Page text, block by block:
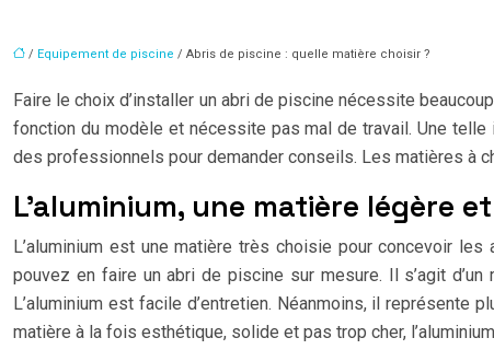
/ Equipement de piscine / Abris de piscine : quelle matière choisir ?
Faire le choix d’installer un abri de piscine nécessite
fonction du modèle et nécessite pas mal de travail. Une
des professionnels pour demander conseils. Les matières à
L’aluminium, une matière légère
L’aluminium est une matière très choisie pour concevoir
pouvez en faire un abri de piscine sur mesure. Il s’agit
L’aluminium est facile d’entretien. Néanmoins, il
matière à la fois esthétique, solide et pas trop cher,